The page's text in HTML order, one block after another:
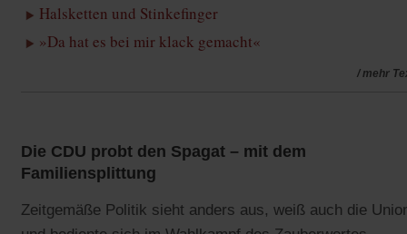
Halsketten und Stinkefinger
»Da hat es bei mir klack gemacht«
/ mehr
Die CDU probt den Spagat – mit dem
Familiensplittung
Zeitgemäße Politik sieht anders aus, weiß auch die